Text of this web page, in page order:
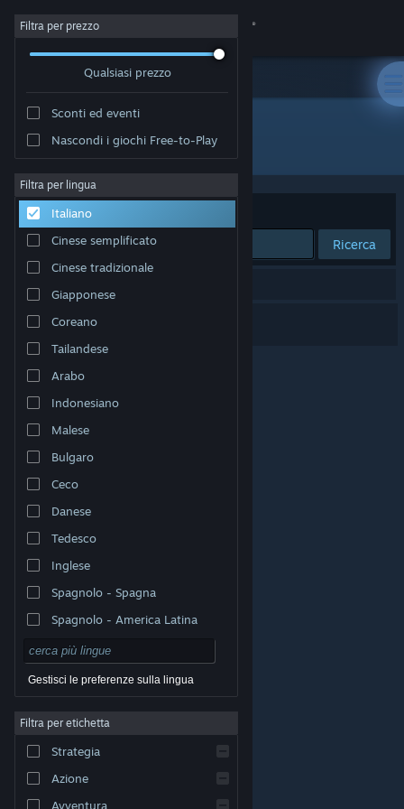
Accedi
Informazioni
Assistenza
Cambia la lingua
Ottieni l'app mobile di Steam
Visualizza il sito web per desktop
appartengono ai rispettivi proprietari negli Stati Uniti e
legali|
Steam| Rimborsi|
Filtra per prezzo
Qualsiasi prezzo
Sconti ed eventi
Nascondi i giochi Free-to-Play
Filtra per lingua
Italiano
Cinese semplificato
Cinese tradizionale
Giapponese
Coreano
Tailandese
Arabo
Indonesiano
Malese
Bulgaro
Ceco
Danese
Tedesco
Inglese
Spagnolo - Spagna
Spagnolo - America Latina
Gestisci le preferenze sulla lingua
Filtra per etichetta
Strategia
Azione
Avventura
Sviluppatore: fish in a bottle
Ordina per Rilevanza
Ricerca